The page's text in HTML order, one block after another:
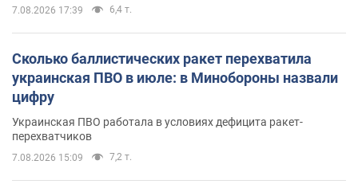
7.08.2026 17:39 6,4 т.
Сколько баллистических ракет перехватила
украинская ПВО в июле: в Минобороны назвали
цифру
Украинская ПВО работала в условиях дефицита ракет-
перехватчиков
7.08.2026 15:09 7,2 т.